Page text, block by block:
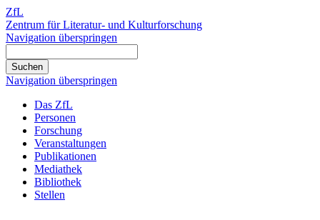
ZfL
Zentrum für Literatur- und Kulturforschung
Navigation überspringen
Navigation überspringen
Das ZfL
Personen
Forschung
Veranstaltungen
Publikationen
Mediathek
Bibliothek
Stellen